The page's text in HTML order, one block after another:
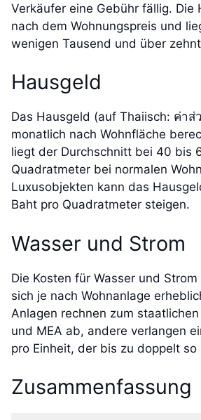
Verkäufer eine Gebühr fällig. Die
nach dem Wohnungspreis und
wenigen Tausend und über
Hausgeld
Das Hausgeld (auf Thaiisch: ค่าส่
monatlich nach Wohnfläche
liegt der Durchschnitt bei 40 bis
Quadratmeter bei normalen
Luxusobjekten kann das
Baht pro Quadratmeter steigen.
Wasser und Strom
Die Kosten für Wasser und
sich je nach Wohnanlage
Anlagen rechnen zum
und MEA ab, andere verlangen
pro Einheit, der bis zu doppelt so
Zusammenfassung